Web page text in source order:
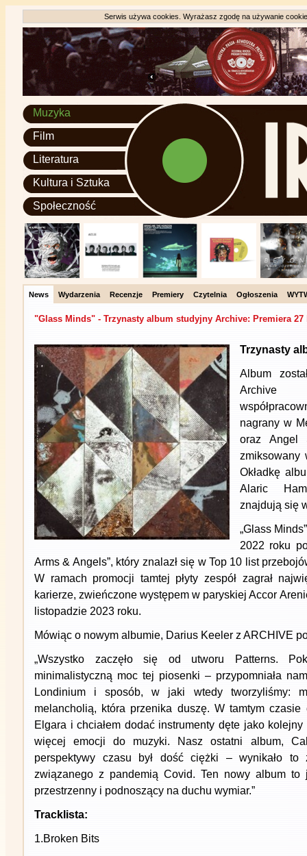
Serwis używa cookies. Wyrażasz zgodę na używanie
Muzyka
Film
Literatura
Kultura i Sztuka
Społeczność
News Wydarzenia Recenzje Premiery Czytelnia Ogłoszenia
"Glass Minds" - Trzynasty album studyjny Archive: Premiera 27
Trzynasty
Album
Archive
nagrany w
oraz Angel
zmiksowany
Okładkę
Alaric
znajdują się
„Glass
2022 roku
Arms & Angels”, który znalazł się w Top 10 list
W ramach promocji tamtej płyty zespół zagrał
karierze, zwieńczone występem w paryskiej Accor
listopadzie 2023 roku.
Mówiąc o nowym albumie, Darius Keeler z ARCHIVE
„Wszystko zaczęło się od utworu Patterns.
minimalistyczną moc tej piosenki – przypomniała
Londinium i sposób, w jaki wtedy tworzyliśmy:
melancholią, która przenika duszę. W tamtym czasie
Elgara i chciałem dodać instrumenty dęte jako
więcej emocji do muzyki. Nasz ostatni album,
perspektywy czasu był dość ciężki – wynikało to
związanego z pandemią Covid. Ten nowy album
przestrzenny i podnoszący na duchu wymiar.”
Tracklista:
1.Broken Bits